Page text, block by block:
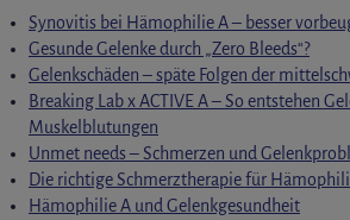
Synovitis bei Hämophilie A – besser
Gesunde Gelenke durch „Zero Bleeds“?
Gelenkschäden – späte Folgen der
Breaking Lab x ACTIVE A – So entstehen
Muskelblutungen
Unmet needs – Schmerzen und
Die richtige Schmerztherapie für
Hämophilie A und Gelenkgesundheit